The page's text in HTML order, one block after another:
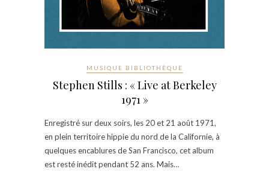
MUSIQUE BIBLIOTHÈQUE
Stephen Stills : « Live at Berkeley
1971 »
Enregistré sur deux soirs, les 20 et 21 août 1971,
en plein territoire hippie du nord de la Californie, à
quelques encablures de San Francisco, cet album
est resté inédit pendant 52 ans. Mais…